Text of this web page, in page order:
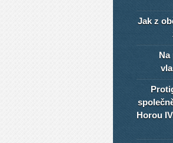
Jak z
Na
Horou